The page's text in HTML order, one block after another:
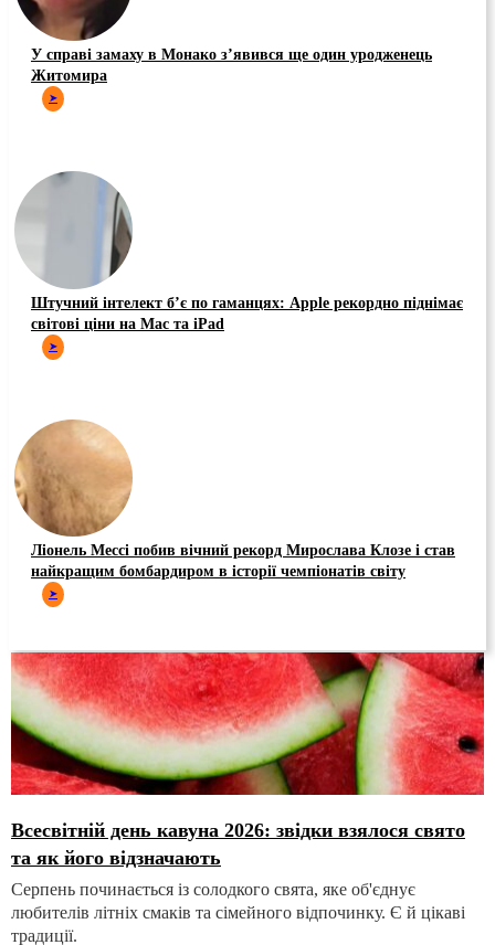
У справі замаху в Монако зʼявився ще один уродженець
Житомира
➤
Штучний інтелект б’є по гаманцях: Apple рекордно піднімає
світові ціни на Mac та iPad
➤
Ліонель Мессі побив вічний рекорд Мирослава Клозе і став
найкращим бомбардиром в історії чемпіонатів світу
➤
Всесвітній день кавуна 2026: звідки взялося свято
та як його відзначають
Серпень починається із солодкого свята, яке об'єднує
любителів літніх смаків та сімейного відпочинку. Є й цікаві
традиції.